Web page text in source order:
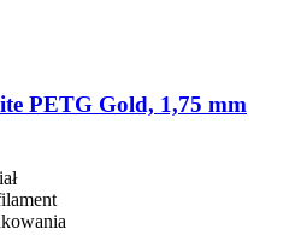
PETG Gold, 1,75 mm